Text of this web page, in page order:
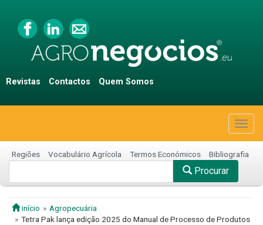
Revistas Contactos Quem Somos
Regiões Vocabulário Agrícola Termos Económicos Bibliografia
Procurar
início
Agropecuária
Tetra Pak lança edição 2025 do Manual de Processo de Produtos